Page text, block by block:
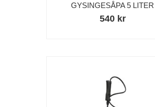
GYSINGESÅPA 5 LITER
540 kr